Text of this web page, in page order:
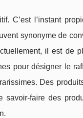
C’est l’instant
synonyme de
il est de
pour désigner le
Des
faire des